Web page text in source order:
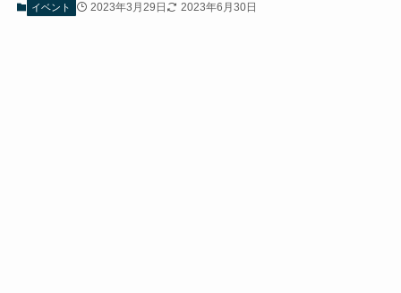
イベント 2023年3月29日 2023年6月30日